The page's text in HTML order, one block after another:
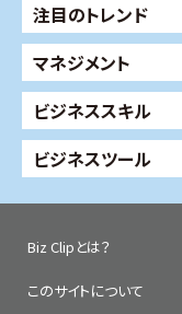
注目のトレンド
マネジメント
ビジネススキル
ビジネスツール
Biz Clipとは？
このサイトについて